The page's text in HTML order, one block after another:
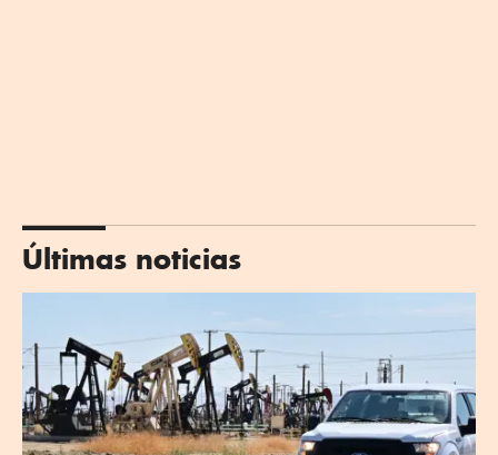
Últimas noticias